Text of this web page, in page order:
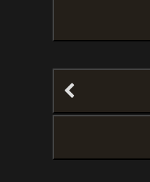
り、看板や街灯など...